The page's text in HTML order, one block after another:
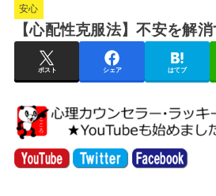
安心
【心配性克服法】不安を解
ポスト シェア はてブ